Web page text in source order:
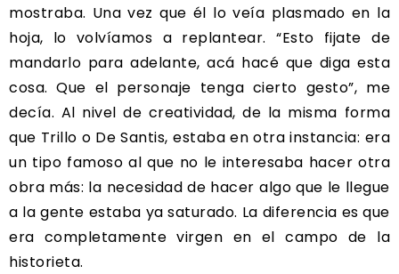
mostraba. Una vez que él lo veía plasmado en la
hoja, lo volvíamos a replantear. “Esto fijate de
mandarlo para adelante, acá hacé que diga esta
cosa. Que el personaje tenga cierto gesto”, me
decía. Al nivel de creatividad, de la misma forma
que Trillo o De Santis, estaba en otra instancia: era
un tipo famoso al que no le interesaba hacer otra
obra más: la necesidad de hacer algo que le llegue
a la gente estaba ya saturado. La diferencia es que
era completamente virgen en el campo de la
historieta.